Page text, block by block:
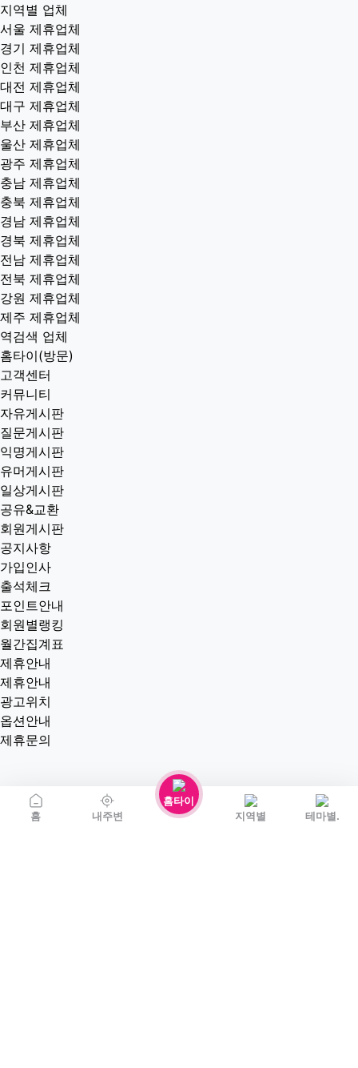
홈 내주변
홈타이
지역별
테마별.
지역별 업체
서울 제휴업체
경기 제휴업체
인천 제휴업체
대전 제휴업체
대구 제휴업체
부산 제휴업체
울산 제휴업체
광주 제휴업체
충남 제휴업체
충북 제휴업체
경남 제휴업체
경북 제휴업체
전남 제휴업체
전북 제휴업체
강원 제휴업체
제주 제휴업체
역검색 업체
홈타이(방문)
고객센터
커뮤니티
자유게시판
질문게시판
익명게시판
유머게시판
일상게시판
공유&교환
회원게시판
공지사항
가입인사
출석체크
포인트안내
회원별랭킹
월간집계표
제휴안내
제휴안내
광고위치
옵션안내
제휴문의